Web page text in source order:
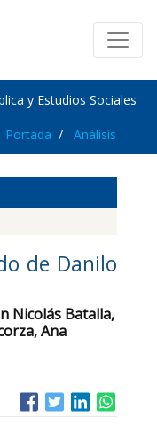
y Estudios Sociales
Portada Análisis
de Danilo
Nicolás Batalla,
Ana